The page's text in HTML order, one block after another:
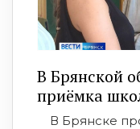
В Брянской
приёмка
В Брянске